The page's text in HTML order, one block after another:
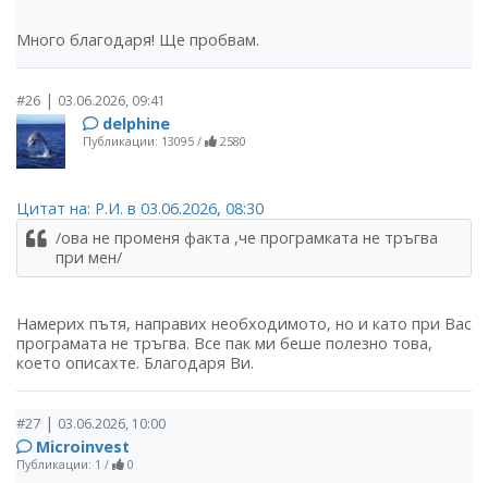
Много благодаря! Ще пробвам.
#26 | 03.06.2026, 09:41
delphine
Публикации: 13095 / 2580
Цитат на: Р.И. в 03.06.2026, 08:30
/ова не променя факта ,че програмката не тръгва
при мен/
Намерих пътя, направих необходимото, но и като при Вас
програмата не тръгва. Все пак ми беше полезно това,
което описахте. Благодаря Ви.
#27 | 03.06.2026, 10:00
Microinvest
Публикации: 1 / 0